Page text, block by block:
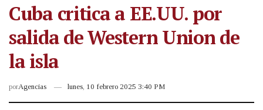
Cuba critica a EE.UU. por
salida de Western Union de
la isla
porAgencias lunes, 10 febrero 2025 3:40 PM